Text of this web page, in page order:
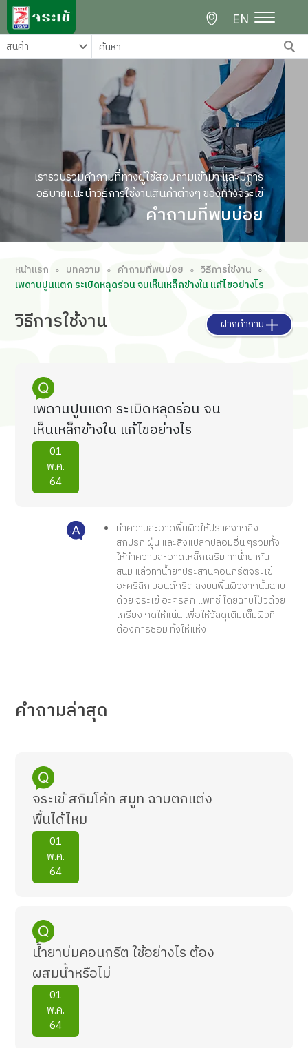
EN
เรารวบรวมคำถามที่ทางผู้ใช้สอบถามเข้ามา และมีการ
อธิบายแนะนำวิธีการใช้งานสินค้าต่างๆ ของทางจระเข้
คำถามที่พบบ่อย
หน้าแรก ∘ บทความ ∘ คำถามที่พบบ่อย ∘ วิธีการใช้งาน ∘
เพดานปูนแตก ระเบิดหลุดร่อน จนเห็นเหล็กข้างใน แก้ไขอย่างไร
วิธีการใช้งาน ฝากคำถาม
เพดานปูนแตก ระเบิดหลุดร่อน จน
เห็นเหล็กข้างใน แก้ไขอย่างไร
01
พ.ค.
64
ทำความสะอาดพื้นผิวให้ปราศจากสิ่ง
สกปรก ฝุ่น และสิ่งแปลกปลอมอื่น ๆรวมทั้ง
ให้ทำความสะอาดเหล็กเสริม ทาน้ำยากัน
สนิม แล้วทาน้ำยาประสานคอนกรีตจระเข้
อะคริลิก บอนด์กรีต ลงบนพื้นผิวจากนั้นฉาบ
ด้วย จระเข้ อะคริลิก แพทช์ โดยฉาบโป้วด้วย
เกรียง กดให้แน่น เพื่อให้วัสดุเติมเต็มผิวที่
ต้องการซ่อม ทิ้งให้แห้ง
คำถามล่าสุด
จระเข้ สกิมโค้ท สมูท ฉาบตกแต่ง
พื้นได้ไหม
01
พ.ค.
64
น้ำยาบ่มคอนกรีต ใช้อย่างไร ต้อง
ผสมน้ำหรือไม่
01
พ.ค.
64